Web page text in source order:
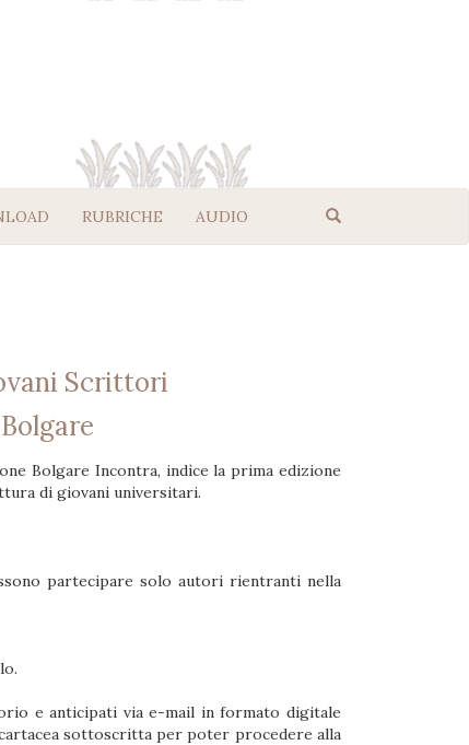
RUBRICHE AUDIO
Scrittori
Bolgare Incontra, indìce la prima edizione
di giovani universitari.
partecipare solo autori rientranti nella
e anticipati via e-mail in formato digitale
sottoscritta per poter procedere alla